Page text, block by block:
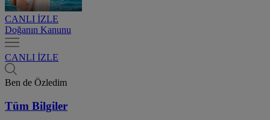
CANLI İZLE
Doğanın Kanunu
CANLI İZLE
Ben de Özledim
Tüm Bilgiler